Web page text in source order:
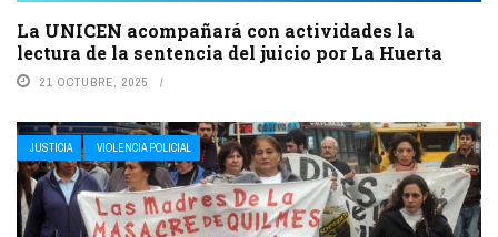
La UNICEN acompañará con actividades la
lectura de la sentencia del juicio por La Huerta
21 OCTUBRE, 2025
JUSTICIA VIOLENCIA POLICIAL